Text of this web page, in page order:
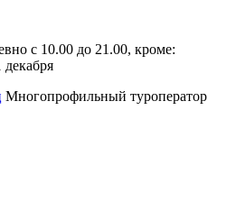
с 10.00 до 21.00, кроме:
декабря
Многопрофильный туроператор